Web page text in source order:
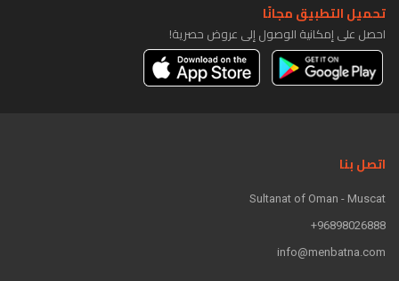
تحميل التطبيق مجانًا
احصل على إمكانية الوصول إلى عروض حصرية!
اتصل بنا
Sultanat of Oman - Muscat
96898026888+
info@menbatna.com